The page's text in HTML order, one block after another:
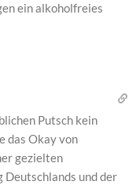
ein alkoholfreies
Putsch kein
das Okay von
gezielten
Deutschlands und der